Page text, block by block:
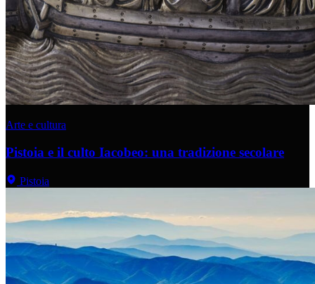
Arte e cultura
Pistoia e il culto Iacobeo: una tradizione secolare
Pistoia